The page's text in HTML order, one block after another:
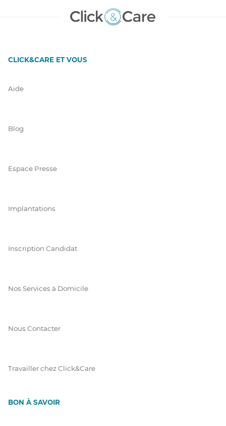
CLICK&CARE ET VOUS
Aide
Blog
Espace Presse
Implantations
Inscription Candidat
Nos Services à Domicile
Nous Contacter
Travailler chez Click&Care
BON À SAVOIR